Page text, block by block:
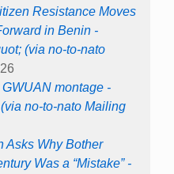
Resistance Moves
in Benin -
(via no-to-nato
montage -
no-to-nato Mailing
Asks Why Bother
Was a “Mistake” -